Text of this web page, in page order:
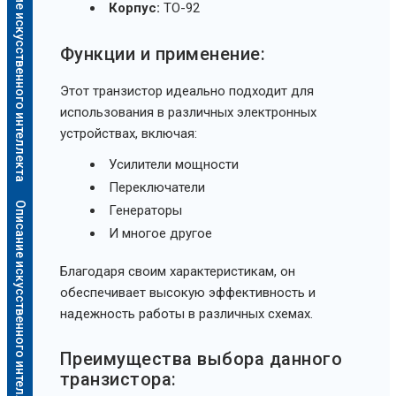
Описание искусственного интеллекта
Описание искусственного интеллекта
Корпус: TO-92
Функции и применение:
Этот транзистор идеально подходит для
использования в различных электронных
устройствах, включая:
Усилители мощности
Переключатели
Генераторы
И многое другое
Благодаря своим характеристикам, он
обеспечивает высокую эффективность и
надежность работы в различных схемах.
Преимущества выбора данного
транзистора: